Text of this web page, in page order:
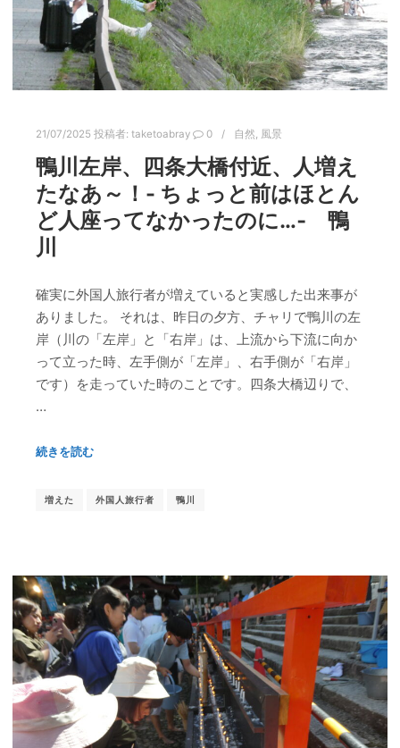
21/07/2025 投稿者: taketoabray 0 自然, 風景
鴨川左岸、四条大橋付近、人増え
たなあ～！- ちょっと前はほとん
ど人座ってなかったのに…‐ 鴨
川
確実に外国人旅行者が増えていると実感した出来事が
ありました。 それは、昨日の夕方、チャリで鴨川の左
岸（川の「左岸」と「右岸」は、上流から下流に向か
って立った時、左手側が「左岸」、右手側が「右岸」
です）を走っていた時のことです。四条大橋辺りで、
…
続きを読む
増えた 外国人旅行者 鴨川